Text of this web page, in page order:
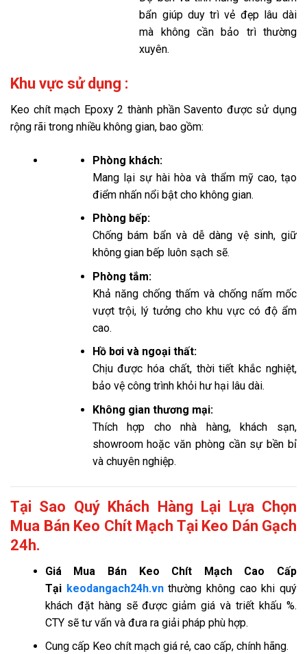
bẩn giúp duy trì vẻ đẹp lâu dài
mà không cần bảo trì thường
xuyên.
Khu vực sử dụng :
Keo chít mạch Epoxy 2 thành phần Savento được sử dụng
rộng rãi trong nhiều không gian, bao gồm:
Phòng khách:
Mang lại sự hài hòa và thẩm mỹ cao, tạo
điểm nhấn nổi bật cho không gian.
Phòng bếp:
Chống bám bẩn và dễ dàng vệ sinh, giữ
không gian bếp luôn sạch sẽ.
Phòng tắm:
Khả năng chống thấm và chống nấm mốc
vượt trội, lý tưởng cho khu vực có độ ẩm
cao.
Hồ bơi và ngoại thất:
Chịu được hóa chất, thời tiết khắc nghiệt,
bảo vệ công trình khỏi hư hại lâu dài.
Không gian thương mại:
Thích hợp cho nhà hàng, khách sạn,
showroom hoặc văn phòng cần sự bền bỉ
và chuyên nghiệp.
Tại Sao Quý Khách Hàng Lại Lựa Chọn
Mua Bán Keo Chít Mạch Tại Keo Dán Gạch
24h.
GiáMua Bán Keo Chít Mạch Cao Cấp
Tại keodangach24h.vn thường không cao khi quý
khách đặt hàng sẽ được giảm giá và triết khấu %.
CTY sẽ tư vấn và đưa ra giải pháp phù hợp.
Cung cấp Keo chít mạch giá rẻ, cao cấp, chính hãng.